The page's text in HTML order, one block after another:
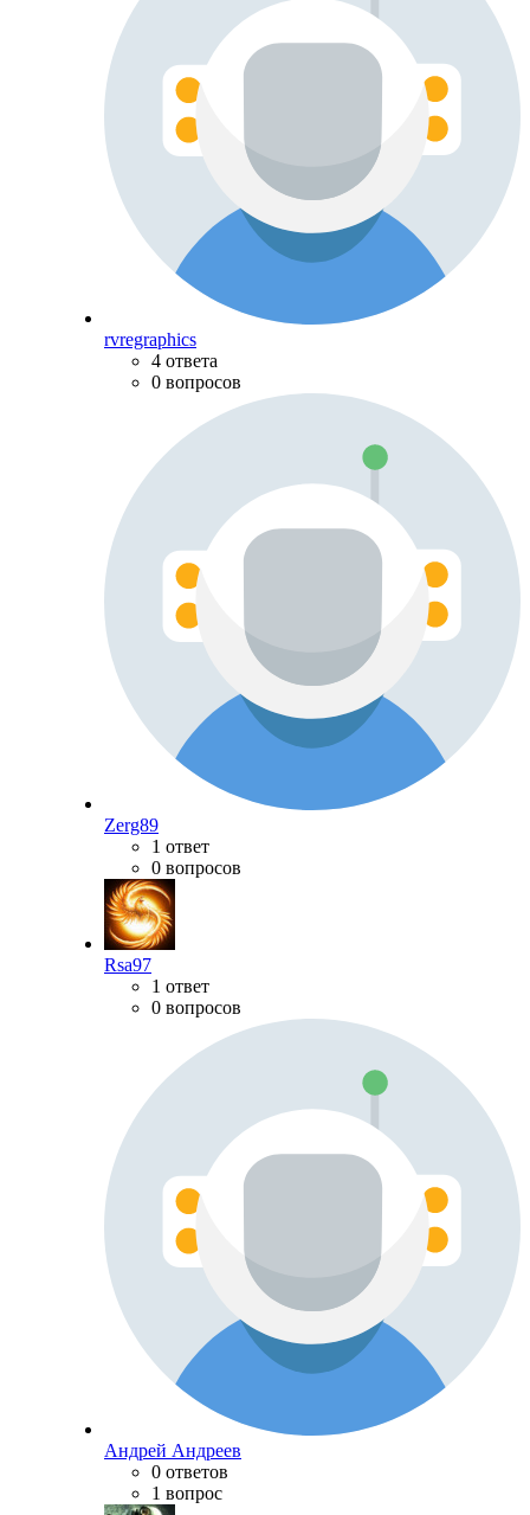
rvregraphics
4 ответа
0 вопросов
Zerg89
1 ответ
0 вопросов
Rsa97
1 ответ
0 вопросов
Андрей Андреев
0 ответов
1 вопрос